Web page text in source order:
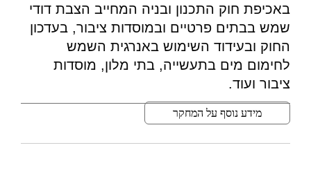
באכיפת חוק התכנון ובניה המחייב הצבת דודי
שמש בבתים פרטיים ובמוסדות ציבור, בעדכון
החוק ובעידוד השימוש באנרגית השמש
לחימום מים בתעשייה, בתי מלון, מוסדות
ציבור ועוד.
מידע נוסף על המחקר